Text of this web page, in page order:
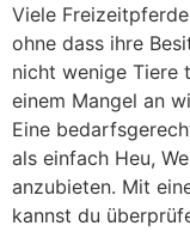
Viele
ohne dass ihre
nicht wenige Tiere
einem Mangel an
Eine
als einfach Heu,
anzubieten. Mit
kannst du